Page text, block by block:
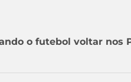
o futebol voltar nos